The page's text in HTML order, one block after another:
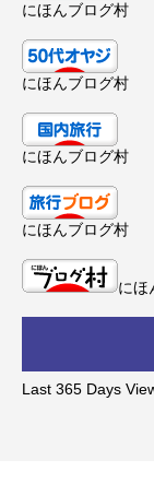
にほんブログ村
にほんブログ村
にほんブログ村
にほんブログ村
にほ
Last 365 Days